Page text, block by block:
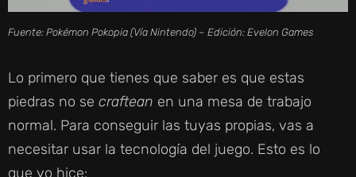
Fuente: Pokémon Pokopia (Vía Nintendo) – Edición: Evelon Games
Lo primero que tienes que saber es que estas
piedras no se craftean en una mesa de trabajo
normal. Para conseguir las tuyas propias, vas a
necesitar usar la tecnología del juego. Esto es lo
que yo hice: